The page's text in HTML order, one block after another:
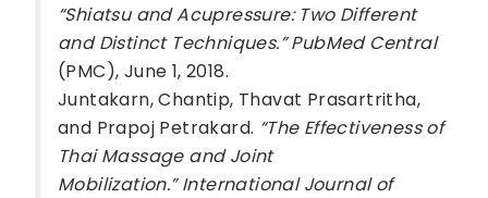
“Shiatsu and Acupressure: Two Different
and Distinct Techniques.” PubMed Central
(PMC), June 1, 2018.
Juntakarn, Chantip, Thavat Prasartritha,
and Prapoj Petrakard. “The Effectiveness of
Thai Massage and Joint
Mobilization.” International Journal of